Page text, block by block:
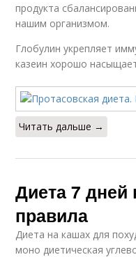
продукта
нашим организмом.
Глобулин укрепляет
казеин хорошо
Читать дальше →
Диета 7
правила
Диета на кашах для
моно диетическая